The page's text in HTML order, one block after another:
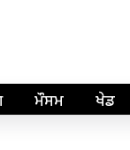
ਮੌਸਮ ਖੇਡ